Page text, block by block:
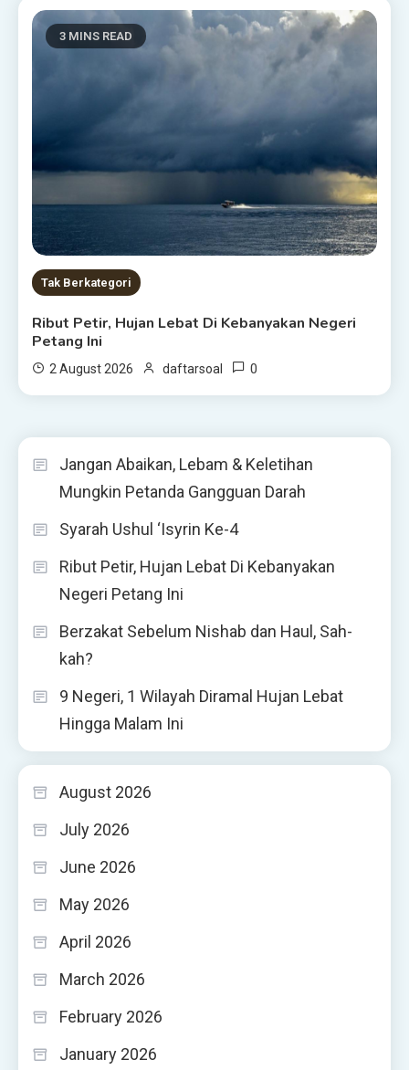
3 MINS READ
Tak Berkategori
Ribut Petir, Hujan Lebat Di Kebanyakan Negeri
Petang Ini
2 August 2026 daftarsoal 0
Jangan Abaikan, Lebam & Keletihan
Mungkin Petanda Gangguan Darah
Syarah Ushul ‘Isyrin Ke-4
Ribut Petir, Hujan Lebat Di Kebanyakan
Negeri Petang Ini
Berzakat Sebelum Nishab dan Haul, Sah-
kah?
9 Negeri, 1 Wilayah Diramal Hujan Lebat
Hingga Malam Ini
August 2026
July 2026
June 2026
May 2026
April 2026
March 2026
February 2026
January 2026